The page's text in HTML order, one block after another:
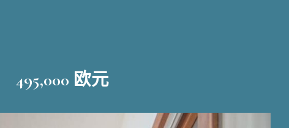
495,000 欧元